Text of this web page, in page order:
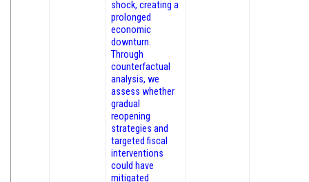
shock, creating a
prolonged
economic
downturn.
Through
counterfactual
analysis, we
assess whether
gradual
reopening
strategies and
targeted fiscal
interventions
could have
mitigated